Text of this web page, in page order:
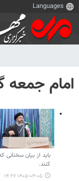
امام جمعه
باید از بیان سخنانی
کنند.
۱۴۰۵-۰۴-۰۵ ۱۴:۲۶